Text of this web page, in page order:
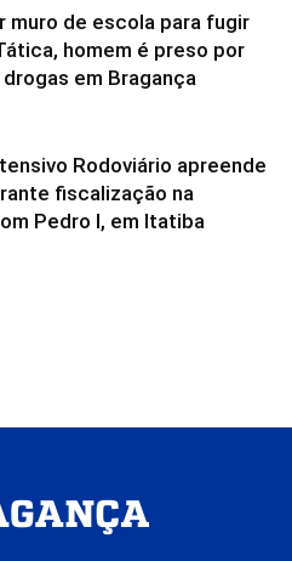
muro de escola para fugir
homem é preso por
em Bragança
Rodoviário apreende
fiscalização na
Pedro I, em Itatiba